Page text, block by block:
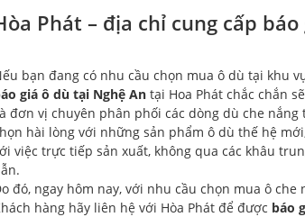
Phát – địa chỉ cung cấp
bạn đang có nhu cầu chọn mua ô dù tại khu
giá ô dù tại Nghệ An tại Hoa Phát chắc chắn
đơn vị chuyên phân phối các dòng dù che
hài lòng với những sản phẩm ô dù thế hệ
việc trực tiếp sản xuất, không qua các khâu
đó, ngay hôm nay, với nhu cầu chọn mua ô
hàng hãy liên hệ với Hòa Phát để được báo